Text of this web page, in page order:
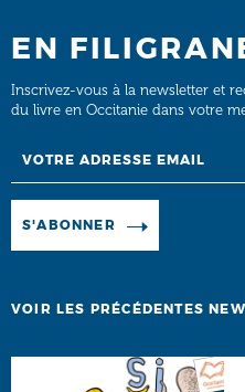
EN
Inscrivez-vous à la newsletter et
du livre en Occitanie dans votre
S'ABONNER
VOIR LES PRÉCÉDENTES